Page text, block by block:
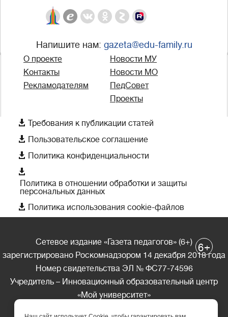
Напишите нам: gazeta@edu-family.ru
О проекте
Контакты
Рекламодателям
Новости МУ
Новости МО
ПедСовет
Проекты
 Требования к публикации статей
 Пользовательское соглашение
 Политика конфиденциальности

Политика в отношении обработки и защиты
персональных данных
 Политика использования cookie-файлов
Сетевое издание «Газета педагогов» (6+)
зарегистрировано Роскомнадзором 14 декабря 2018 года
Номер свидетельства ЭЛ № ФС77-74596
Учредитель – Инновационный образовательный центр
«Мой университет»
6+